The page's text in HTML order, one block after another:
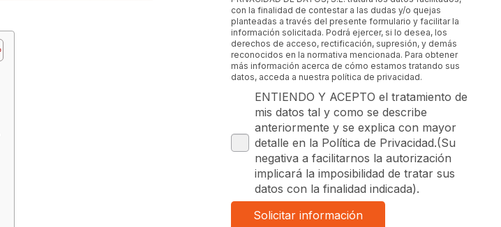
con la finalidad de contestar a las dudas y/o quejas
planteadas a través del presente formulario y facilitar la
información solicitada. Podrá ejercer, si lo desea, los
derechos de acceso, rectificación, supresión, y demás
reconocidos en la normativa mencionada. Para obtener
más información acerca de cómo estamos tratando sus
datos, acceda a nuestra política de privacidad.
ENTIENDO Y ACEPTO el tratamiento de
mis datos tal y como se describe
anteriormente y se explica con mayor
detalle en la Política de Privacidad.(Su
negativa a facilitarnos la autorización
implicará la imposibilidad de tratar sus
datos con la finalidad indicada).